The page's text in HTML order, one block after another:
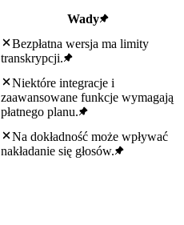
Wady
Bezpłatna wersja ma limity
transkrypcji.
Niektóre integracje i
zaawansowane funkcje wymagają
płatnego planu.
Na dokładność może wpływać
nakładanie się głosów.